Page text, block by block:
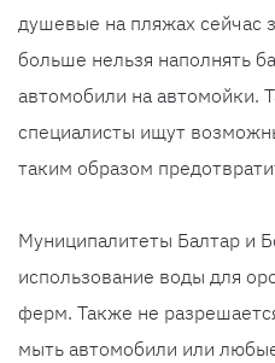
душевые на пляжах сейчас
больше нельзя наполнять
автомобили на автомойки.
специалисты ищут
таким образом
Муниципалитеты Балтар и
использование воды для
ферм. Также не
мыть автомобили или